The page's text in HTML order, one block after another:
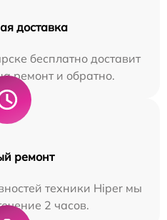
доставка
бесплатно доставит
ремонт и обратно.
ремонт
техники Hiper мы
2 часов.